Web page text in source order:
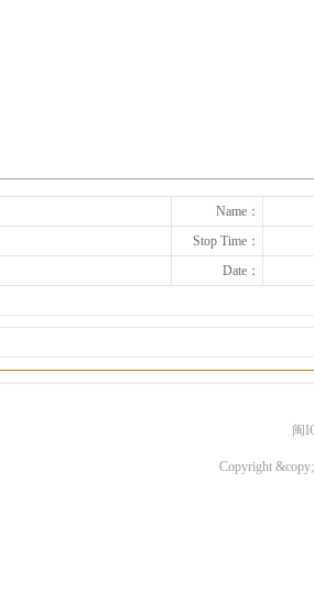
Name：
Stop Time：
Date：
闽
Copyright